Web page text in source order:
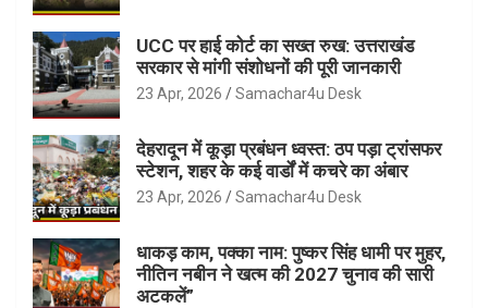
UCC पर हाई कोर्ट का सख्त रुख: उत्तराखंड
सरकार से मांगी संशोधनों की पूरी जानकारी
23 Apr, 2026 Samachar4u Desk
देहरादून में कूड़ा प्रबंधन ध्वस्त: ठप पड़ा ट्रांसफर
स्टेशन, शहर के कई वार्डों में कचरे का अंबार
23 Apr, 2026 Samachar4u Desk
धाकड़ काम, पक्का नाम: पुष्कर सिंह धामी पर मुहर,
नीतिन नबीन ने खत्म की 2027 चुनाव की सारी
अटकलें”